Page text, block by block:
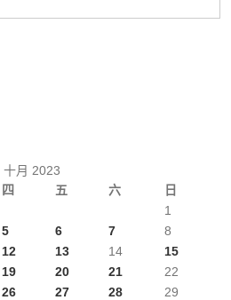
十月 2023
四 五 六 日
1
5 6 7
8
12 13 14
15
19 20 21
22
26 27 28
29